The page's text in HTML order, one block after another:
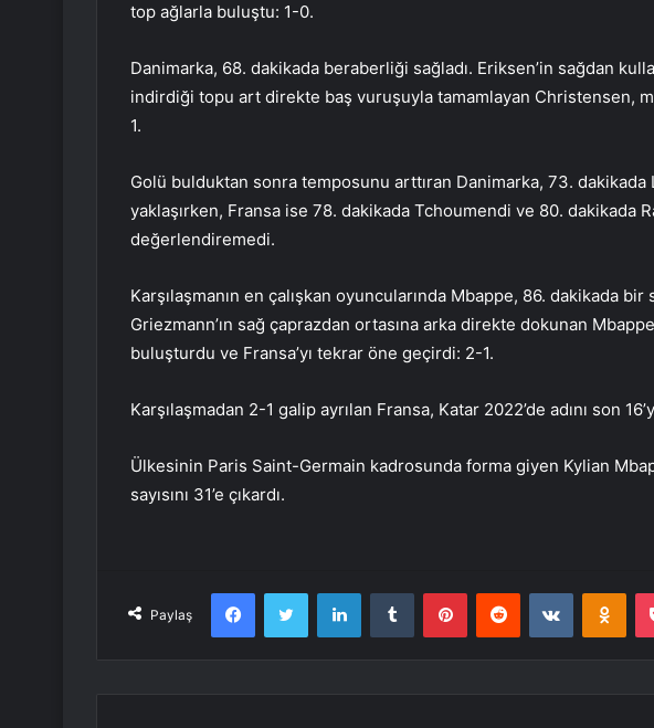
top ağlarla buluştu: 1-0.
Danimarka, 68. dakikada beraberliği sağladı. Eriksen’in sağdan
indirdiği topu art direkte baş vuruşuyla tamamlayan Christensen,
1.
Golü bulduktan sonra temposunu arttıran Danimarka, 73.
yaklaşırken, Fransa ise 78. dakikada Tchoumendi ve 80. dakikada
değerlendiremedi.
Karşılaşmanın en çalışkan oyuncularında Mbappe, 86. dakikada bir
Griezmann’ın sağ çaprazdan ortasına arka direkte dokunan
buluşturdu ve Fransa’yı tekrar öne geçirdi: 2-1.
Karşılaşmadan 2-1 galip ayrılan Fransa, Katar 2022’de adını son
Ülkesinin Paris Saint-Germain kadrosunda forma giyen Kylian
sayısını 31’e çıkardı.
Paylaş
FacebookTwitter LinkedInTumblr PinterestReddit VKontakte